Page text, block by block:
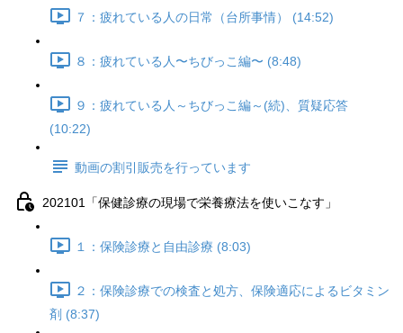
７：疲れている人の日常（台所事情） (14:52)
８：疲れている人〜ちびっこ編〜 (8:48)
９：疲れている人～ちびっこ編～(続)、質疑応答
(10:22)
動画の割引販売を行っています
202101「保健診療の現場で栄養療法を使いこなす」
１：保険診療と自由診療 (8:03)
２：保険診療での検査と処方、保険適応によるビタミン
剤 (8:37)